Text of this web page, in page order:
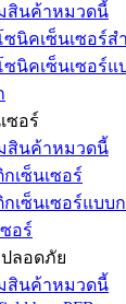
สินค้าหมวดนี้
ซนิคเซ็นเซอร์ส
ซนิคเซ็นเซอร์แ
ซอร์
สินค้าหมวดนี้
เซ็นเซอร์
กเซ็นเซอร์แบบ
อร์
ลอดภัย
สินค้าหมวดนี้